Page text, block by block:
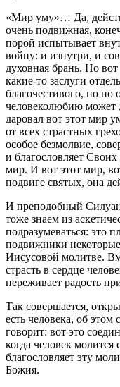
«Мир уму»… Да,
очень подвижная,
порой испытывает
войну: и изнутри, и
духовная брань. Но
какие-то заслуги
благочестивого, но
человеколюбию может
даровал вот этот мир
от всех страстных
особое безмолвие,
и благословляет
мир. И вот этот мир,
подвиге святых, она
И преподобный
тоже знаем из
подразумеваться: это
подвижники
Иисусовой молитве.
страсть в сердце
переживает радость
Так совершается,
есть человека, об
говорит: вот это
когда человек
благословляет эту
Божия.